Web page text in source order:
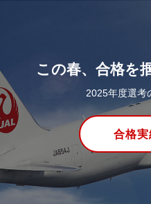
この春、合格を
2025年度選考
合格